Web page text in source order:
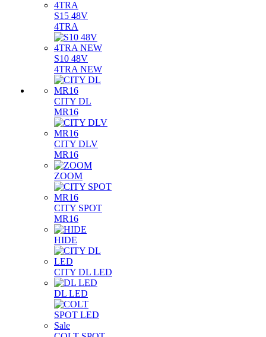
S15 48V
4TRA
S10 48V
4TRA NEW
CITY DL
MR16
CITY DLV
MR16
ZOOM
CITY SPOT
MR16
HIDE
CITY DL LED
DL LED